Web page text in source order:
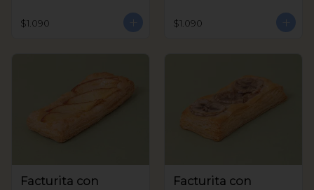
$1.090 $1.090
Facturita con
Facturita con